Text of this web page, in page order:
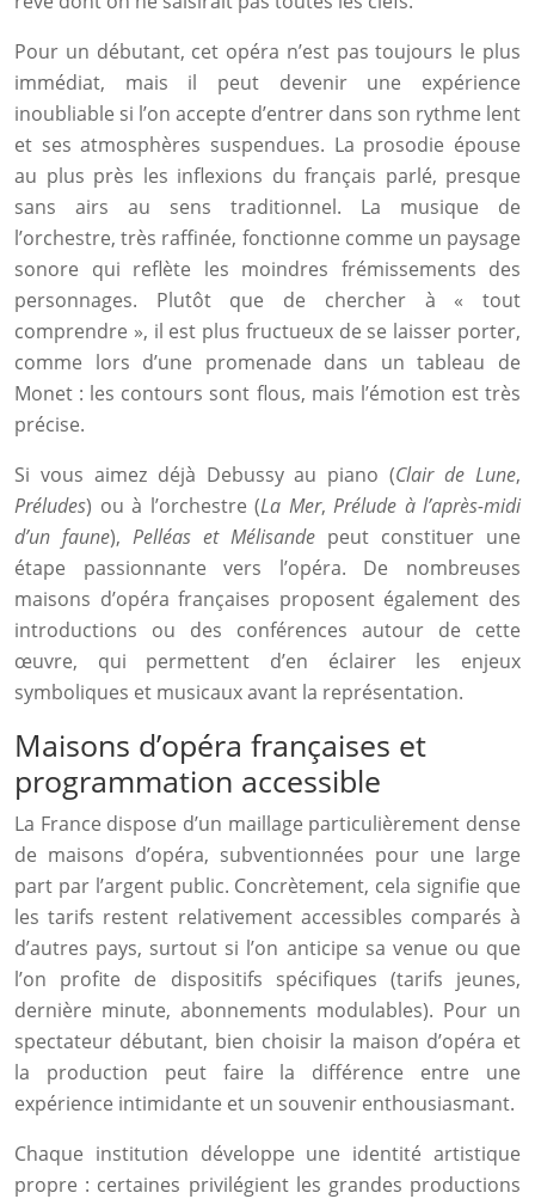
Pour un débutant, cet opéra n’est pas toujours le plus
immédiat, mais il peut devenir une expérience
inoubliable si l’on accepte d’entrer dans son rythme lent
et ses atmosphères suspendues. La prosodie épouse
au plus près les inflexions du français parlé, presque
sans airs au sens traditionnel. La musique de
l’orchestre, très raffinée, fonctionne comme un paysage
sonore qui reflète les moindres frémissements des
personnages. Plutôt que de chercher à « tout
comprendre », il est plus fructueux de se laisser porter,
comme lors d’une promenade dans un tableau de
Monet : les contours sont flous, mais l’émotion est très
précise.
Si vous aimez déjà Debussy au piano (Clair de Lune,
Préludes) ou à l’orchestre (La Mer, Prélude à l’après-midi
d’un faune), Pelléas et Mélisande peut constituer une
étape passionnante vers l’opéra. De nombreuses
maisons d’opéra françaises proposent également des
introductions ou des conférences autour de cette
œuvre, qui permettent d’en éclairer les enjeux
symboliques et musicaux avant la représentation.
Maisons d’opéra françaises et
programmation accessible
La France dispose d’un maillage particulièrement dense
de maisons d’opéra, subventionnées pour une large
part par l’argent public. Concrètement, cela signifie que
les tarifs restent relativement accessibles comparés à
d’autres pays, surtout si l’on anticipe sa venue ou que
l’on profite de dispositifs spécifiques (tarifs jeunes,
dernière minute, abonnements modulables). Pour un
spectateur débutant, bien choisir la maison d’opéra et
la production peut faire la différence entre une
expérience intimidante et un souvenir enthousiasmant.
Chaque institution développe une identité artistique
propre : certaines privilégient les grandes productions